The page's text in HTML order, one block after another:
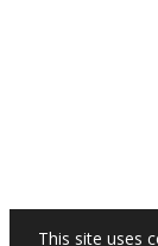
This site uses